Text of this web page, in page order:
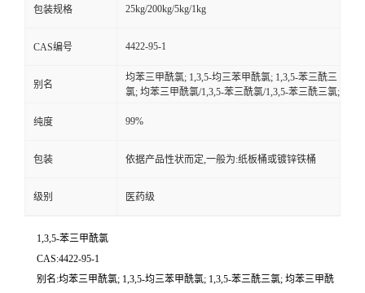
包装规格 25kg/200kg/5kg/1kg
CAS编号 4422-95-1
别名
均苯三甲酰氯; 1,3,5-均三苯甲酰氯; 1,3,5-苯三酰三
氯; 均苯三甲酰氯/1,3,5-苯三酰氯/1,3,5-苯三酰三氯;
纯度 99%
包装 依据产品性状而定,一般为:纸板桶或镀锌铁桶
级别 医药级
1,3,5-苯三甲酰氯
CAS:4422-95-1
别名:均苯三甲酰氯; 1,3,5-均三苯甲酰氯; 1,3,5-苯三酰三氯; 均苯三甲酰